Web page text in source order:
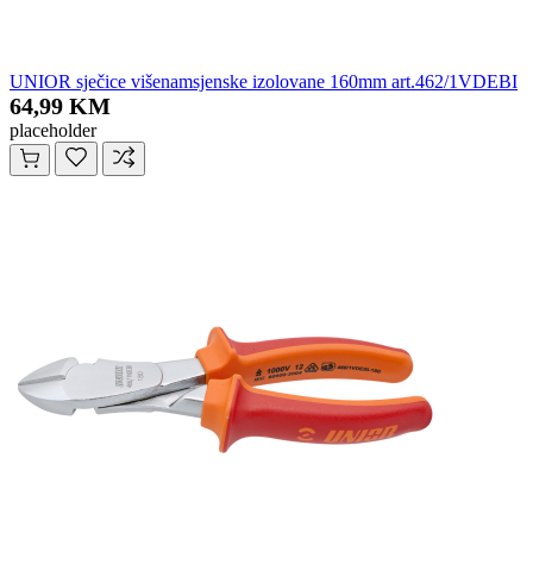
UNIOR sječice višenamsjenske izolovane 160mm art.462/1VDEBI
64,99 KM
placeholder